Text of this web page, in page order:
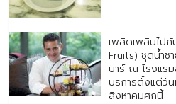
เพลิดเพลินไป
Fruits) ชุดน้ำช
บาร์ ณ โรงแร
บริการตั้งแต่วั
สิงหาคมศกนี้